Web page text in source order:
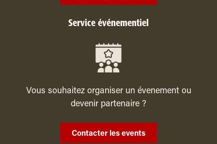
Service événementiel
Vous souhaitez organiser un évenement ou
devenir partenaire ?
Contacter les events